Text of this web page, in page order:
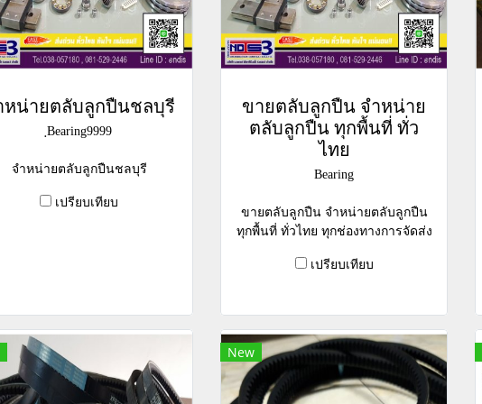
หน่ายตลับลูกปืนชลบุรี
ฺBearing9999
จำหน่ายตลับลูกปืนชลบุรี
เปรียบเทียบ
ขายตลับลูกปืน จำหน่าย
ตลับลูกปืน ทุกพื้นที่ ทั่ว
ไทย
Bearing
ขายตลับลูกปืน จำหน่ายตลับลูกปืน
ทุกพื้นที่ ทั่วไทย ทุกช่องทางการจัดส่ง
เปรียบเทียบ
New